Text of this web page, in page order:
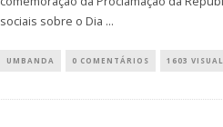
sociais sobre o Dia ...
UMBANDA 0 COMENTÁRIOS 1603